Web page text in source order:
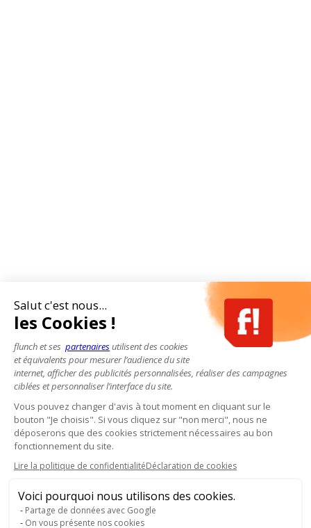
Salut c'est nous...
les Cookies !
flunch et ses partenairesutilisent des cookies
et équivalents pour mesurer l’audience du site
internet, afficher des publicités personnalisées, réaliser des campagnes
ciblées et personnaliser l’interface du site.
Vous pouvez changer d'avis à tout moment en cliquant sur le
bouton "Je choisis". Si vous cliquez sur "non merci", nous ne
déposerons que des cookies strictement nécessaires au bon
fonctionnement du site.
Lire la politique de confidentialitéDéclaration de cookies
Voici pourquoi nous utilisons des cookies.
Partage de données avec Google
On vous présente nos cookies